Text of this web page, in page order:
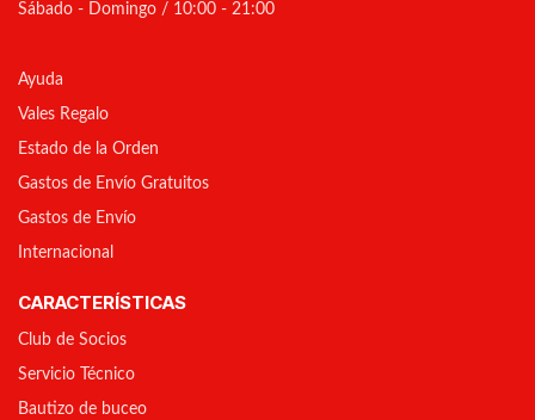
Sábado - Domingo / 10:00 - 21:00
Ayuda
Vales Regalo
Estado de la Orden
Gastos de Envío Gratuitos
Gastos de Envío
Internacional
CARACTERÍSTICAS
Club de Socios
Servicio Técnico
Bautizo de buceo